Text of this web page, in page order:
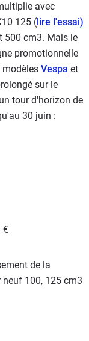
avec
125 (lire l'essai)
500 cm3. Mais le
promotionnelle
Vespa et
sur le
tour d'horizon de
30 juin :
€
de la
100, 125 cm3